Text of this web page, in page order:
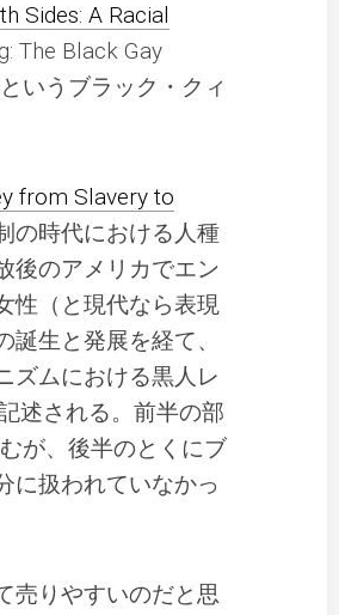
Sides: A Racial
The Black Gay
いうブラック・クィ
from Slavery to
の時代における人種
後のアメリカでエン
性（と現代なら表現
生と発展を経て、
ズムにおける黒人レ
述される。前半の部
が、後半のとくにブ
に扱われていなかっ
売りやすいのだと思